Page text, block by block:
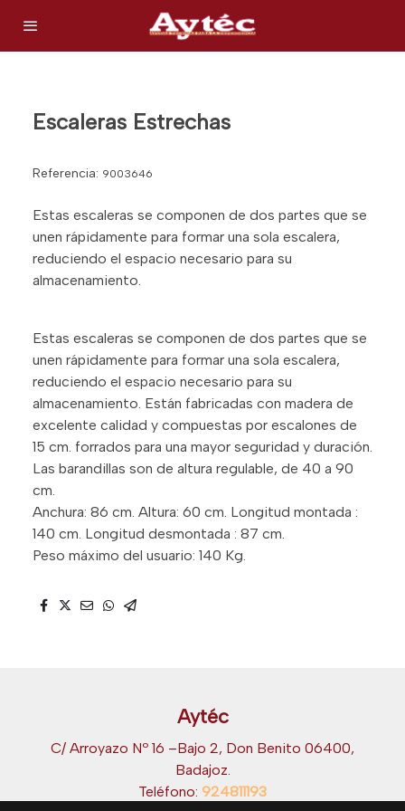
Escaleras Estrechas
Referencia: 9003646
Estas escaleras se componen de dos partes que se
unen rápidamente para formar una sola escalera,
reduciendo el espacio necesario para su
almacenamiento.
Estas escaleras se componen de dos partes que se
unen rápidamente para formar una sola escalera,
reduciendo el espacio necesario para su
almacenamiento. Están fabricadas con madera de
excelente calidad y compuestas por escalones de
15 cm. forrados para una mayor seguridad y duración.
Las barandillas son de altura regulable, de 40 a 90
cm.
Anchura: 86 cm. Altura: 60 cm. Longitud montada :
140 cm. Longitud desmontada : 87 cm.
Peso máximo del usuario: 140 Kg.
Aytéc
C/ Arroyazo Nº 16 –Bajo 2, Don Benito 06400,
Badajoz.
Teléfono: 924811193